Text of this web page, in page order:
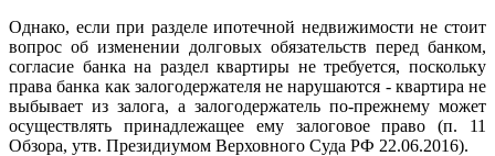
Однако, если при разделе ипотечной недвижимости не стоит
вопрос об изменении долговых обязательств перед банком,
согласие банка на раздел квартиры не требуется, поскольку
права банка как залогодержателя не нарушаются - квартира не
выбывает из залога, а залогодержатель по-прежнему может
осуществлять принадлежащее ему залоговое право (п. 11
Обзора, утв. Президиумом Верховного Суда РФ 22.06.2016).